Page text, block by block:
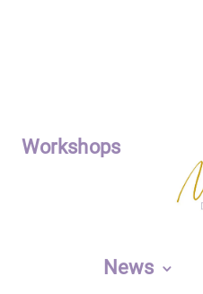
Workshops
News